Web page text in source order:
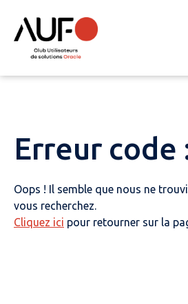
Erreur code
Oops ! Il semble que nous ne
vous recherchez.
Cliquez ici pour retourner sur la